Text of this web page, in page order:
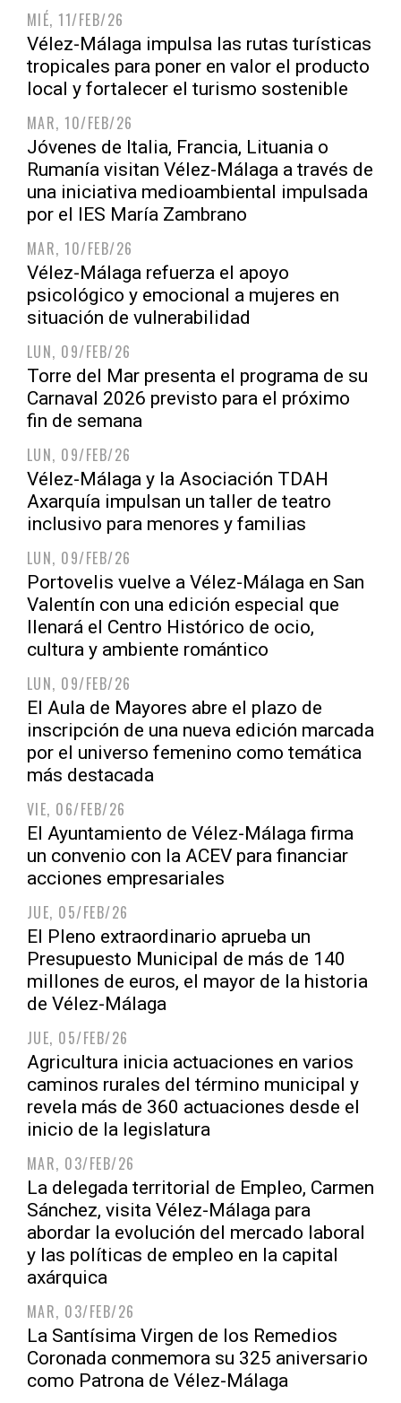
MIÉ, 11/FEB/26
Vélez-Málaga impulsa las rutas turísticas
tropicales para poner en valor el producto
local y fortalecer el turismo sostenible
MAR, 10/FEB/26
Jóvenes de Italia, Francia, Lituania o
Rumanía visitan Vélez-Málaga a través de
una iniciativa medioambiental impulsada
por el IES María Zambrano
MAR, 10/FEB/26
Vélez-Málaga refuerza el apoyo
psicológico y emocional a mujeres en
situación de vulnerabilidad
LUN, 09/FEB/26
Torre del Mar presenta el programa de su
Carnaval 2026 previsto para el próximo
fin de semana
LUN, 09/FEB/26
Vélez-Málaga y la Asociación TDAH
Axarquía impulsan un taller de teatro
inclusivo para menores y familias
LUN, 09/FEB/26
Portovelis vuelve a Vélez-Málaga en San
Valentín con una edición especial que
llenará el Centro Histórico de ocio,
cultura y ambiente romántico
LUN, 09/FEB/26
El Aula de Mayores abre el plazo de
inscripción de una nueva edición marcada
por el universo femenino como temática
más destacada
VIE, 06/FEB/26
El Ayuntamiento de Vélez-Málaga firma
un convenio con la ACEV para financiar
acciones empresariales
JUE, 05/FEB/26
El Pleno extraordinario aprueba un
Presupuesto Municipal de más de 140
millones de euros, el mayor de la historia
de Vélez-Málaga
JUE, 05/FEB/26
Agricultura inicia actuaciones en varios
caminos rurales del término municipal y
revela más de 360 actuaciones desde el
inicio de la legislatura
MAR, 03/FEB/26
La delegada territorial de Empleo, Carmen
Sánchez, visita Vélez-Málaga para
abordar la evolución del mercado laboral
y las políticas de empleo en la capital
axárquica
MAR, 03/FEB/26
La Santísima Virgen de los Remedios
Coronada conmemora su 325 aniversario
como Patrona de Vélez-Málaga